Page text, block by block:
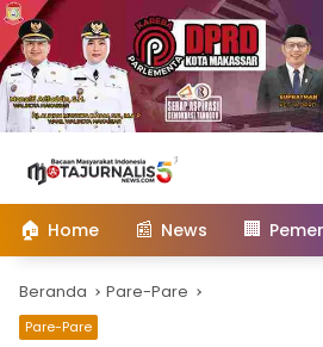
konten
🏠 Home 📰 News 🏢
Beranda Pare-Pare
Pare-Pare